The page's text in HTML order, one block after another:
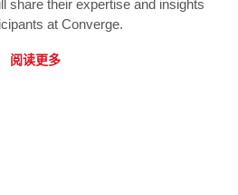
share their expertise and insights
at Converge.
阅读更多